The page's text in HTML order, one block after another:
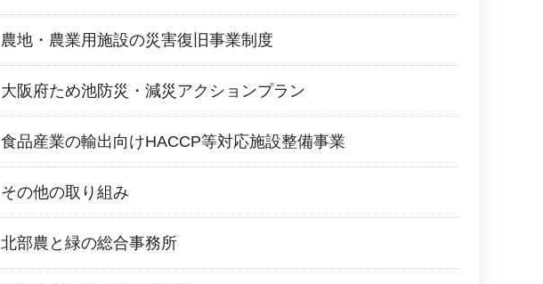
農地・農業用施設の災害復旧事業制度
大阪府ため池防災・減災アクションプラン
食品産業の輸出向けHACCP等対応施設整備事業
その他の取り組み
北部農と緑の総合事務所